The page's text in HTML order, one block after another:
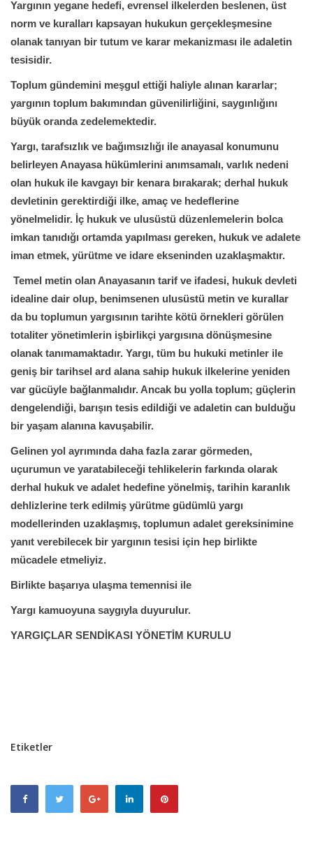
Yargının yegane hedefi, evrensel ilkelerden beslenen, üst
norm ve kuralları kapsayan hukukun gerçekleşmesine
olanak tanıyan bir tutum ve karar mekanizması ile adaletin
tesisidir.
Toplum gündemini meşgul ettiği haliyle alınan kararlar;
yargının toplum bakımından güvenilirliğini, saygınlığını
büyük oranda zedelemektedir.
Yargı, tarafsızlık ve bağımsızlığı ile anayasal konumunu
belirleyen Anayasa hükümlerini anımsamalı, varlık nedeni
olan hukuk ile kavgayı bir kenara bırakarak; derhal hukuk
devletinin gerektirdiği ilke, amaç ve hedeflerine
yönelmelidir. İç hukuk ve ulusüstü düzenlemelerin bolca
imkan tanıdığı ortamda yapılması gereken, hukuk ve adalete
iman etmek, yürütme ve idare ekseninden uzaklaşmaktır.
Temel metin olan Anayasanın tarif ve ifadesi, hukuk devleti
idealine dair olup, benimsenen ulusüstü metin ve kurallar
da bu toplumun yargısının tarihte kötü örnekleri görülen
totaliter yönetimlerin işbirlikçi yargısına dönüşmesine
olanak tanımamaktadır. Yargı, tüm bu hukuki metinler ile
geniş bir tarihsel ard alana sahip hukuk ilkelerine yeniden
var gücüyle bağlanmalıdır. Ancak bu yolla toplum; güçlerin
dengelendiği, barışın tesis edildiği ve adaletin can bulduğu
bir yaşam alanına kavuşabilir.
Gelinen yol ayrımında daha fazla zarar görmeden,
uçurumun ve yaratabileceği tehlikelerin farkında olarak
derhal hukuk ve adalet hedefine yönelmiş, tarihin karanlık
dehlizlerine terk edilmiş yürütme güdümlü yargı
modellerinden uzaklaşmış, toplumun adalet gereksinimine
yanıt verebilecek bir yargının tesisi için hep birlikte
mücadele etmeliyiz.
Birlikte başarıya ulaşma temennisi ile
Yargı kamuoyuna saygıyla duyurulur.
YARGIÇLAR SENDİKASI YÖNETİM KURULU
Etiketler